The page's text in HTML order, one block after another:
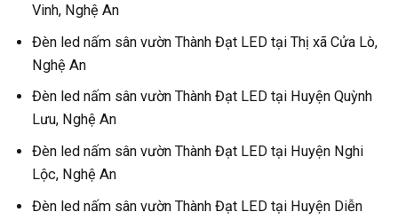
Vinh, Nghệ An
Đèn led nấm sân vườn Thành Đạt LED tại Thị xã Cửa Lò,
Nghệ An
Đèn led nấm sân vườn Thành Đạt LED tại Huyện Quỳnh
Lưu, Nghệ An
Đèn led nấm sân vườn Thành Đạt LED tại Huyện Nghi
Lộc, Nghệ An
Đèn led nấm sân vườn Thành Đạt LED tại Huyện Diễn